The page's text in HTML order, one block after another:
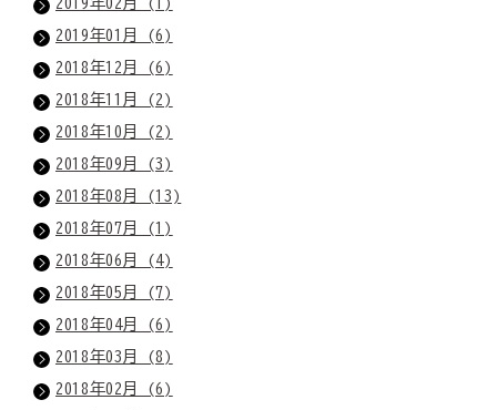
2019年01月 (6)
2018年12月 (6)
2018年11月 (2)
2018年10月 (2)
2018年09月 (3)
2018年08月 (13)
2018年07月 (1)
2018年06月 (4)
2018年05月 (7)
2018年04月 (6)
2018年03月 (8)
2018年02月 (6)